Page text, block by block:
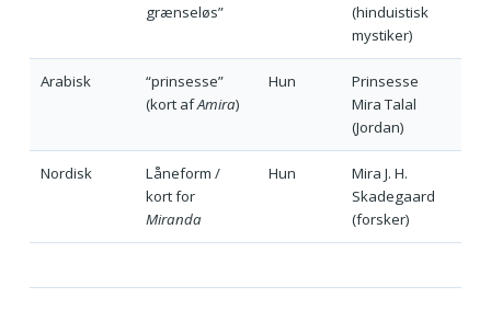
grænseløs”
(hinduistisk
mystiker)
Arabisk
“prinsesse”
(kort afAmira)
Hun
Prinsesse
Mira Talal
(Jordan)
Nordisk
Låneform /
kort for
Miranda
Hun
Mira J. H.
Skadegaard
(forsker)